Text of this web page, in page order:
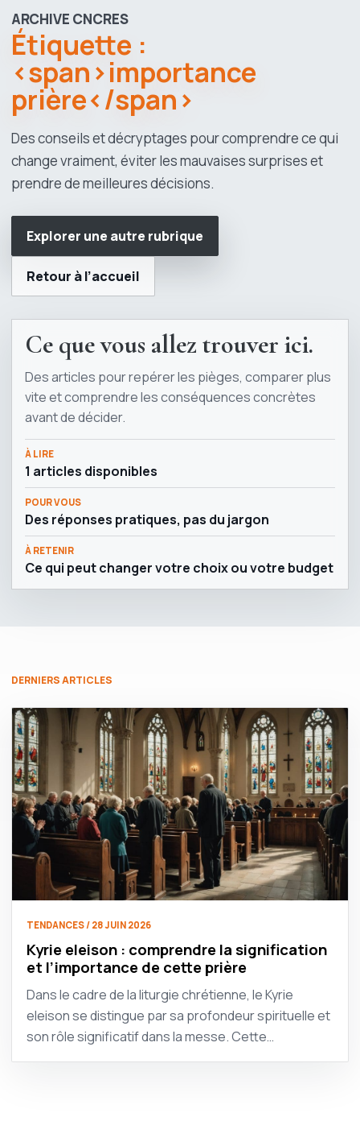
ARCHIVE CNCRES
Étiquette :
<span>importance
prière</span>
Des conseils et décryptages pour comprendre ce qui
change vraiment, éviter les mauvaises surprises et
prendre de meilleures décisions.
Explorer une autre rubrique
Retour à l’accueil
Ce que vous allez trouver ici.
Des articles pour repérer les pièges, comparer plus
vite et comprendre les conséquences concrètes
avant de décider.
À LIRE
1 articles disponibles
POUR VOUS
Des réponses pratiques, pas du jargon
À RETENIR
Ce qui peut changer votre choix ou votre budget
DERNIERS ARTICLES
TENDANCES / 28 JUIN 2026
Kyrie eleison : comprendre la signification
et l’importance de cette prière
Dans le cadre de la liturgie chrétienne, le Kyrie
eleison se distingue par sa profondeur spirituelle et
son rôle significatif dans la messe. Cette…